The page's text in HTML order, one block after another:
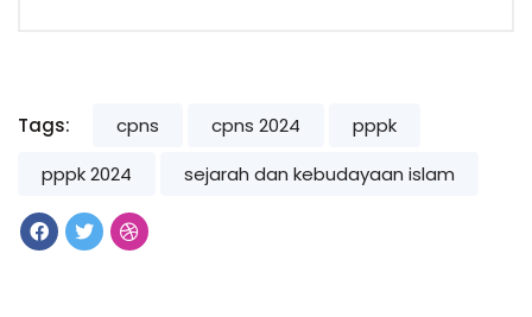
Tags: cpns cpns 2024
pppk
pppk 2024
sejarah dan kebudayaan islam